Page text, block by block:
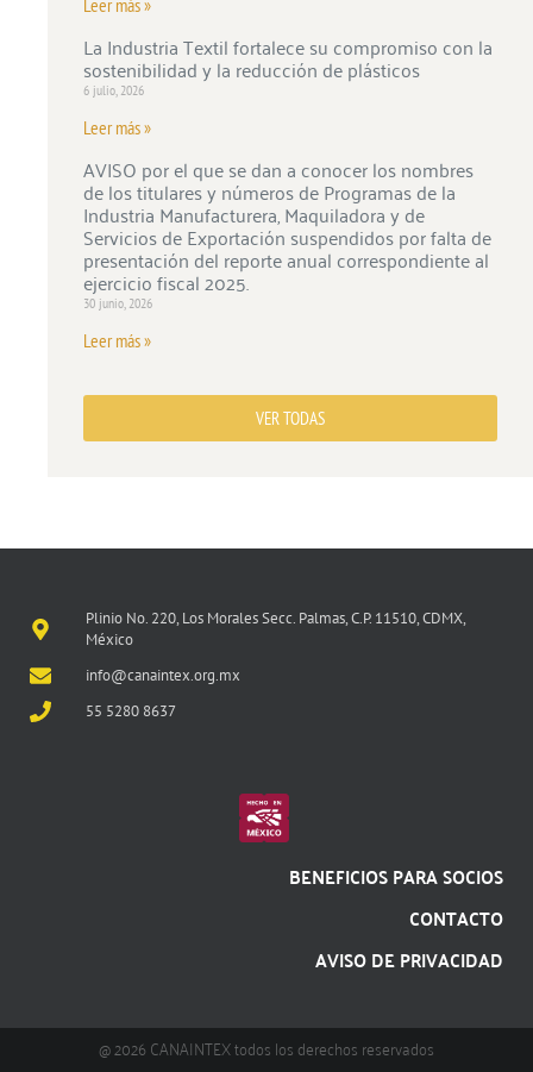
La Industria Textil fortalece su compromiso con la
sostenibilidad y la reducción de plásticos
6 julio, 2026
Leer más »
AVISO por el que se dan a conocer los nombres
de los titulares y números de Programas de la
Industria Manufacturera, Maquiladora y de
Servicios de Exportación suspendidos por falta de
presentación del reporte anual correspondiente al
ejercicio fiscal 2025.
30 junio, 2026
Leer más »
VER TODAS
Plinio No. 220, Los Morales Secc. Palmas, C.P. 11510, CDMX,
México
info@canaintex.org.mx
55 5280 8637
BENEFICIOS PARA SOCIOS
CONTACTO
AVISO DE PRIVACIDAD
@ 2026 CANAINTEX todos los derechos reservados